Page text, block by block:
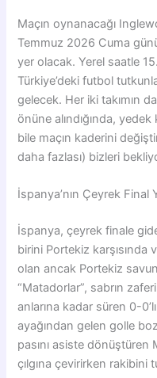
Maçın oynanacağı
Temmuz 2026 Cuma
yer olacak. Yerel saatle
Türkiye’deki futbol
gelecek. Her iki takımın
önüne alındığında,
bile maçın kaderini
daha fazlası) bizleri
İspanya’nın Çeyrek Final
İspanya, çeyrek finale
birini Portekiz
olan ancak Portekiz
“Matadorlar”, sabrın
anlarına kadar süren 0-
ayağından gelen golle
pasını asiste dönüştüren
çılgına çevirirken rakibini